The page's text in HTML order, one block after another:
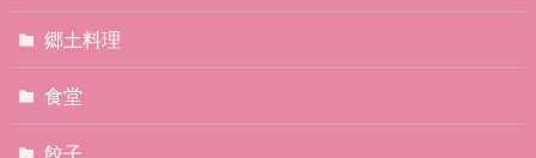
郷土料理
食堂
餃子